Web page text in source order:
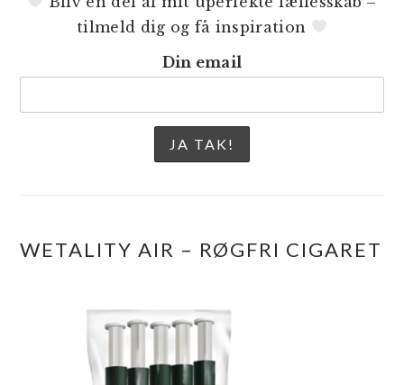
tilmeld dig og få inspiration
Din email
WETALITY AIR – RØGFRI CIGARET